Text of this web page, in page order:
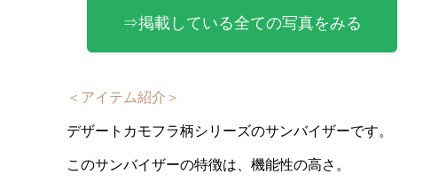
⇒掲載している全ての写真をみる
＜アイテム紹介＞
デザートカモフラ柄シリーズのサンバイザーです。
このサンバイザーの特徴は、機能性の高さ。